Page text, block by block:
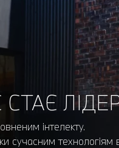
інтелекту.
сучасним технологіям